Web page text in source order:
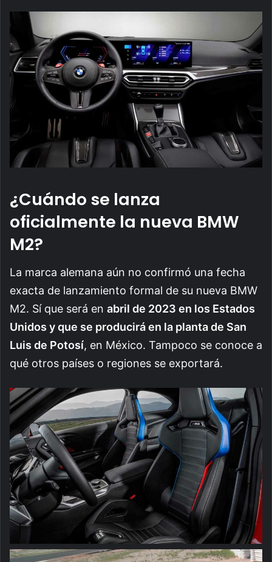
¿Cuándo se lanza
oficialmente la nueva BMW
M2?
La marca alemana aún no confirmó una fecha
exacta de lanzamiento formal de su nueva BMW
M2. Sí que será en abril de 2023 en los Estados
Unidos y que se producirá en la planta de San
Luis de Potosí, en México. Tampoco se conoce a
qué otros países o regiones se exportará.